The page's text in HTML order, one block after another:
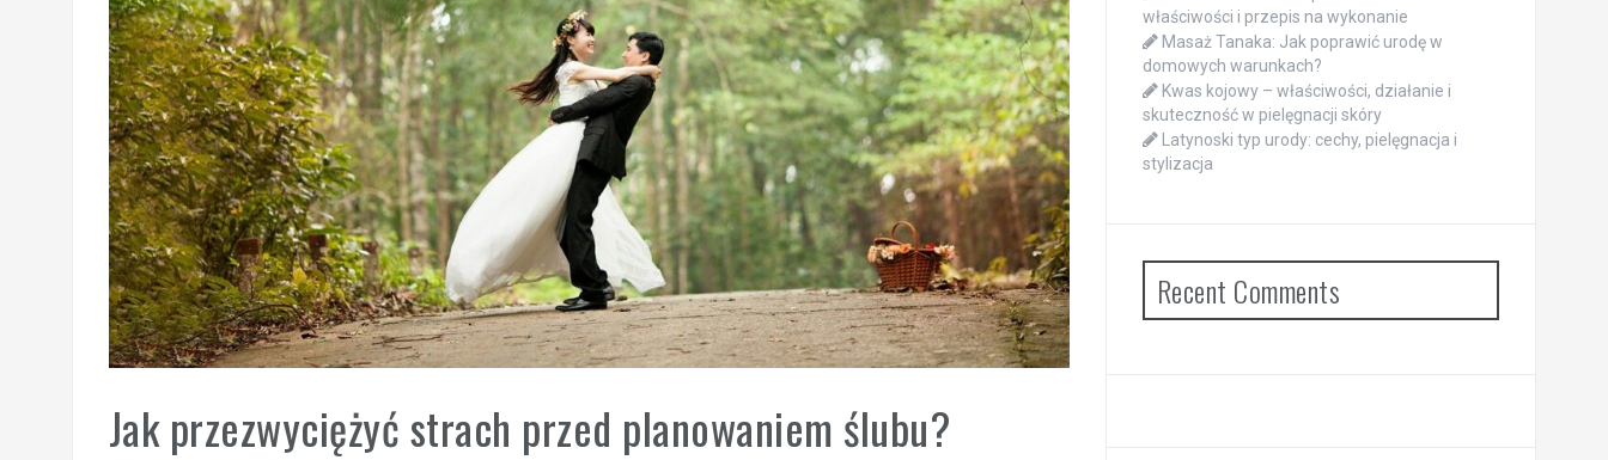
Jak przezwyciężyć strach przed planowaniem ślubu?
właściwości i przepis na wykonanie
Masaż Tanaka: Jak poprawić urodę w
domowych warunkach?
Kwas kojowy – właściwości, działanie i
skuteczność w pielęgnacji skóry
Latynoski typ urody: cechy, pielęgnacja i
stylizacja
Recent Comments